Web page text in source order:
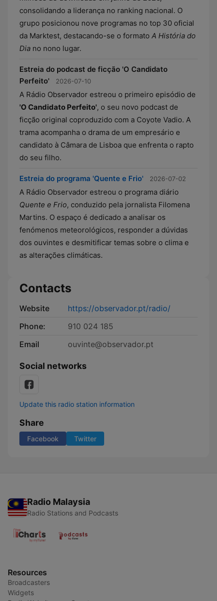
consolidando a liderança no ranking nacional. O
grupo posicionou nove programas no top 30 oficial
da Marktest, destacando-se o formato A História do
Dia no nono lugar.
Estreia do podcast de ficção 'O Candidato
Perfeito'
2026-07-10
A Rádio Observador estreou o primeiro episódio de
'O Candidato Perfeito', o seu novo podcast de
ficção original coproduzido com a Coyote Vadio. A
trama acompanha o drama de um empresário e
candidato à Câmara de Lisboa que enfrenta o rapto
do seu filho.
Estreia do programa 'Quente e Frio' 2026-07-02
A Rádio Observador estreou o programa diário
Quente e Frio, conduzido pela jornalista Filomena
Martins. O espaço é dedicado a analisar os
fenómenos meteorológicos, responder a dúvidas
dos ouvintes e desmitificar temas sobre o clima e
as alterações climáticas.
Contacts
Website
https://observador.pt/radio/
Phone:
910 024 185
Email
ouvinte@observador.pt
Social networks
Update this radio station information
Share
Facebook Twitter
Radio Malaysia
Radio Stations and Podcasts
Resources
Broadcasters
Widgets